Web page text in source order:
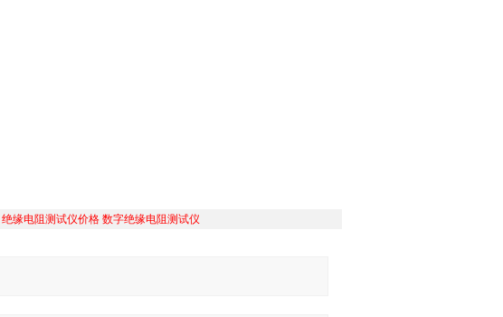
绝缘电阻测试仪价格 数字绝缘电阻测试仪